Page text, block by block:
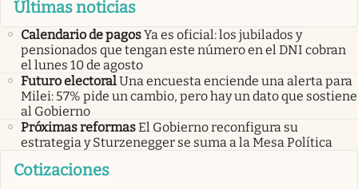
Últimas noticias
Calendario de pagosYa es oficial: los jubilados y
pensionados que tengan este número en el DNI cobran
el lunes 10 de agosto
Futuro electoralUna encuesta enciende una alerta para
Milei: 57% pide un cambio, pero hay un dato que sostiene
al Gobierno
Próximas reformasEl Gobierno reconfigura su
estrategia y Sturzenegger se suma a la Mesa Política
Cotizaciones